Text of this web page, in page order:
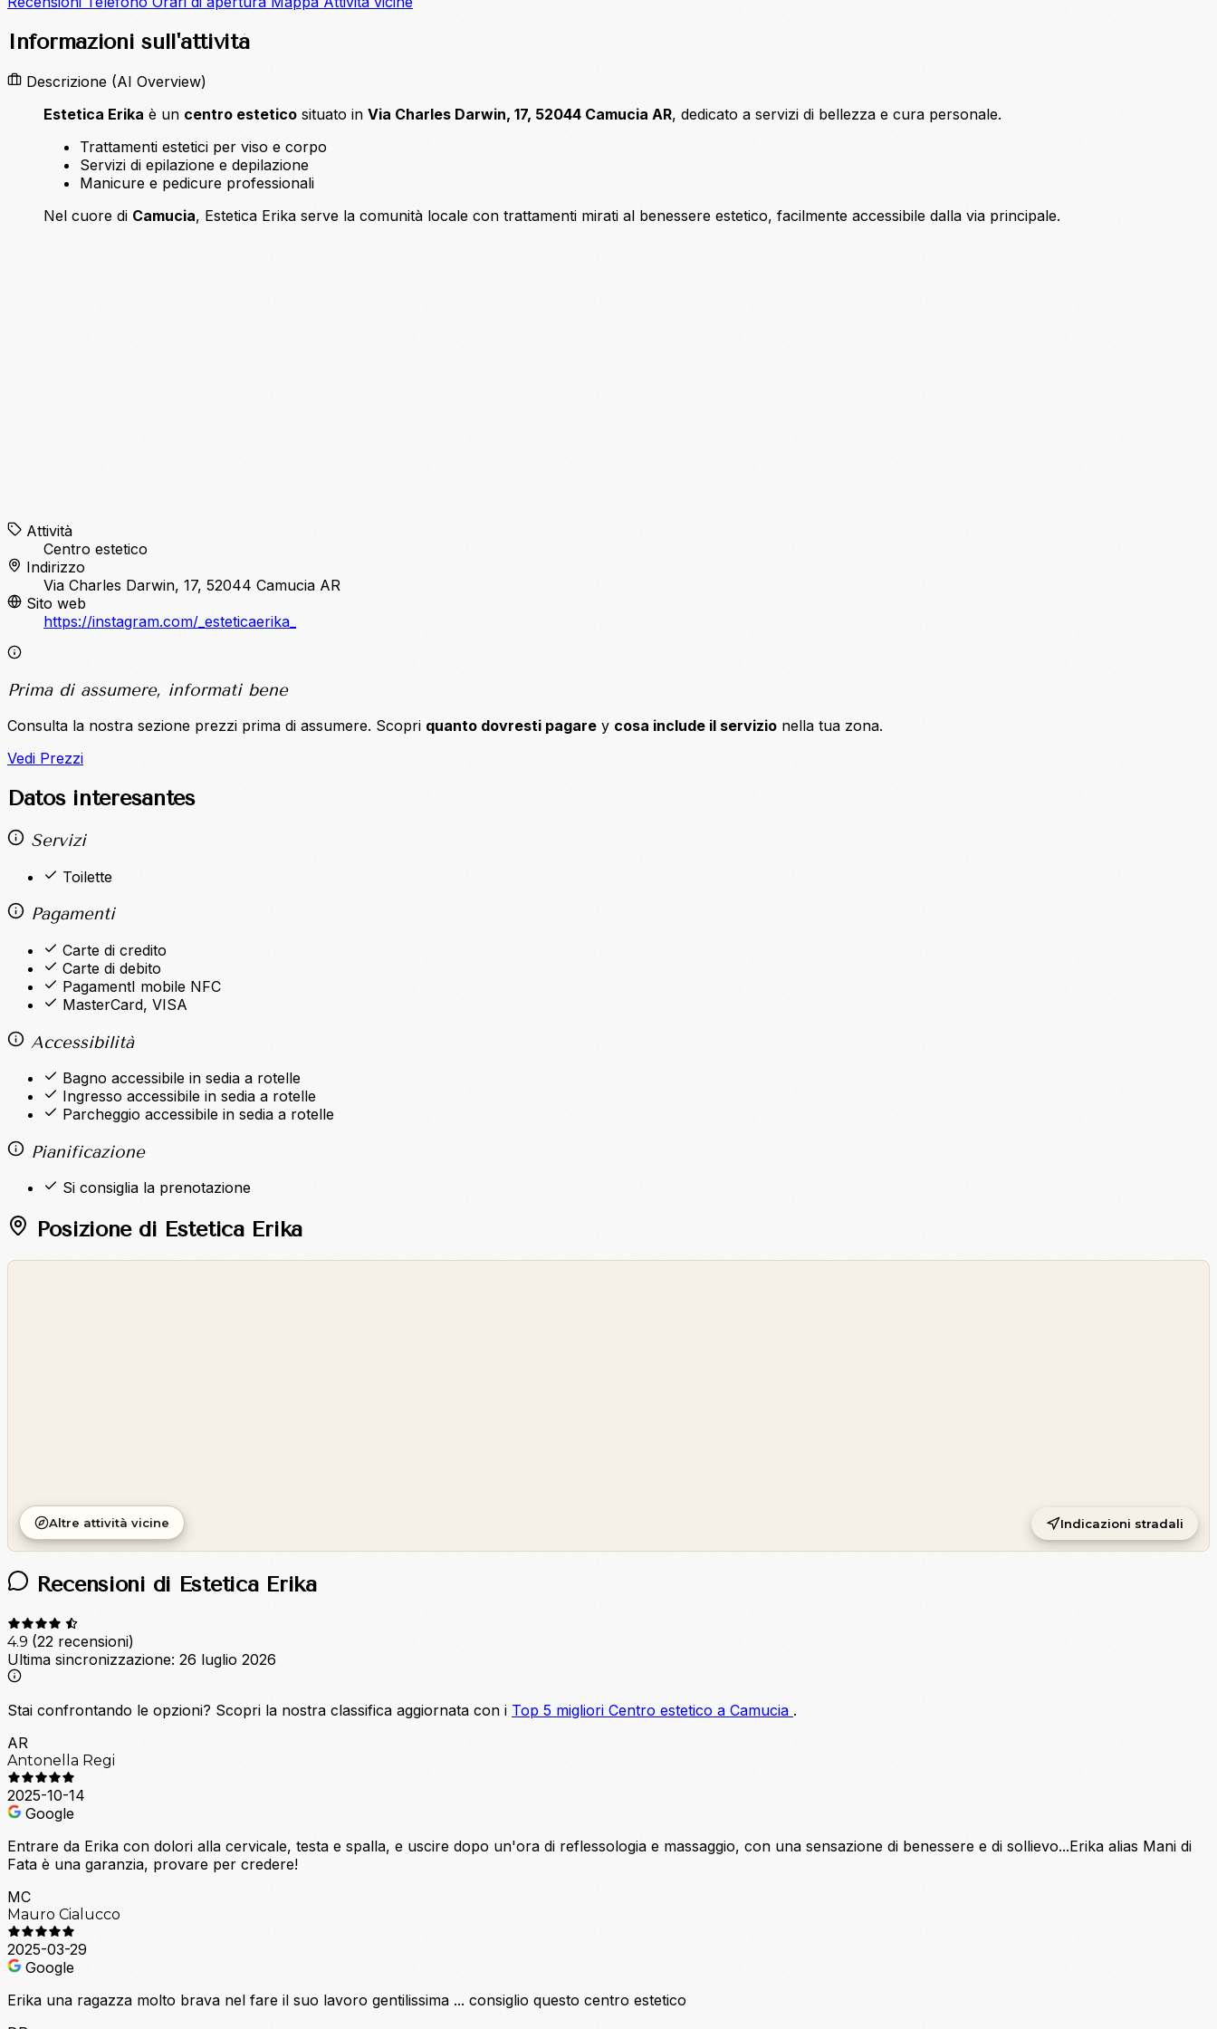
Informazioni sull'attività
Descrizione (AI Overview)
Estetica Erika è un centro estetico situato in Via Charles Darwin, 17, 52044 Camucia AR, dedicato a servizi di bellezza e cura personale.
Trattamenti estetici per viso e corpo
Servizi di epilazione e depilazione
Manicure e pedicure professionali
Nel cuore di Camucia, Estetica Erika serve la comunità locale con trattamenti mirati al benessere estetico, facilmente accessibile dalla via principale.
Attività
Centro estetico
Indirizzo
Via Charles Darwin, 17, 52044 Camucia AR
Sito web
https://instagram.com/_esteticaerika_
Prima di assumere, informati bene
Consulta la nostra sezione prezzi prima di assumere. Scopri quanto dovresti pagare y cosa include il servizio nella tua zona.
Vedi Prezzi
Datos interesantes
Servizi
Toilette
Pagamenti
Carte di credito
Carte di debito
PagamentI mobile NFC
MasterCard, VISA
Accessibilità
Bagno accessibile in sedia a rotelle
Ingresso accessibile in sedia a rotelle
Parcheggio accessibile in sedia a rotelle
Pianificazione
Si consiglia la prenotazione
Posizione di Estetica Erika
Altre attività vicine Indicazioni stradali
Recensioni di Estetica Erika
4.9 (22 recensioni)
Ultima sincronizzazione: 26 luglio 2026
Stai confrontando le opzioni? Scopri la nostra classifica aggiornata con i Top 5 migliori Centro estetico a Camucia .
AR
Antonella Regi
2025-10-14
Google
Entrare da Erika con dolori alla cervicale, testa e spalla, e uscire dopo un'ora di reflessologia e massaggio, con una sensazione di benessere e di sollievo...Erika alias Mani di
Fata è una garanzia, provare per credere!
MC
Mauro Cialucco
2025-03-29
Google
Erika una ragazza molto brava nel fare il suo lavoro gentilissima ... consiglio questo centro estetico